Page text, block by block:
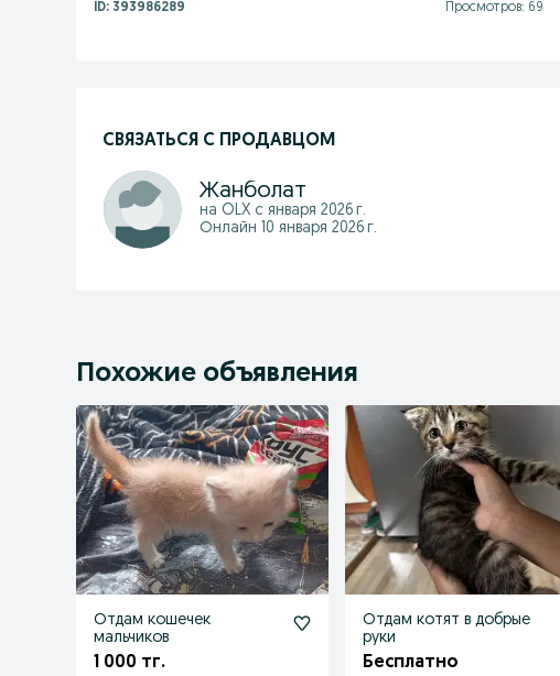
ID: 393986289 Просмотров: 69
СВЯЗАТЬСЯ С ПРОДАВЦОМ
Жанболат
на OLX с января 2026 г.
Онлайн 10 января 2026 г.
Похожие объявления
Отдам кошечек
мальчиков
1 000 тг.
Отдам котят в добрые
руки
Бесплатно